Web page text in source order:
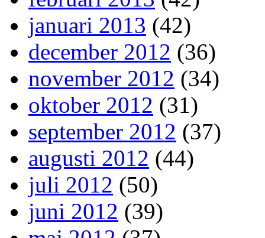
januari 2013 (42)
december 2012 (36)
november 2012 (34)
oktober 2012 (31)
september 2012 (37)
augusti 2012 (44)
juli 2012 (50)
juni 2012 (39)